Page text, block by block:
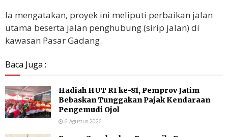
Ia mengatakan, proyek ini meliputi perbaikan jalan
utama beserta jalan penghubung (sirip jalan) di
kawasan Pasar Gadang.
Baca Juga :
Hadiah HUT RI ke-81, Pemprov Jatim
Bebaskan Tunggakan Pajak Kendaraan
Pengemudi Ojol
6 Agustus 2026